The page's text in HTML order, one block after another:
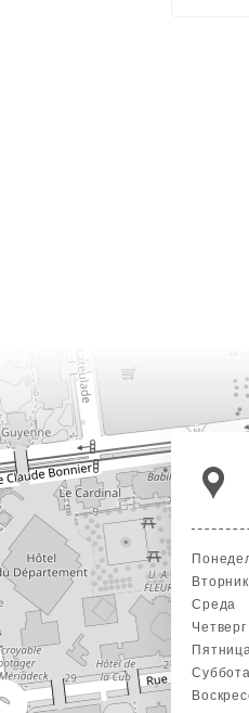
Вторник
Среда
Четверг
Пятница
Суббота